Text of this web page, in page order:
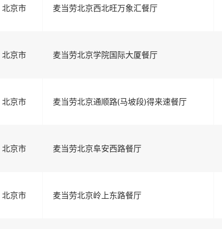
北京市 麦当劳北京西北旺万象汇餐厅
北京市 麦当劳北京学院国际大厦餐厅
北京市 麦当劳北京通顺路(马坡段)得来速餐厅
北京市 麦当劳北京阜安西路餐厅
北京市 麦当劳北京岭上东路餐厅